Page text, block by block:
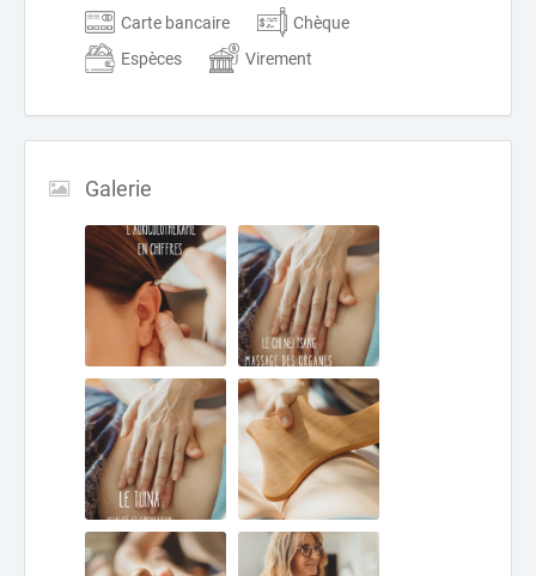
Carte bancaire
Chèque
Espèces
Virement
Galerie